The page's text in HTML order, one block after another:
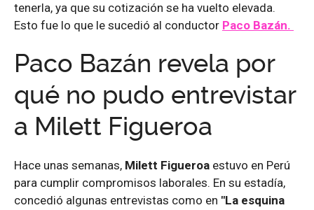
tenerla, ya que su cotización se ha vuelto elevada.
Esto fue lo que le sucedió al conductor Paco Bazán.
Paco Bazán revela por
qué no pudo entrevistar
a Milett Figueroa
Hace unas semanas, Milett Figueroa estuvo en Perú
para cumplir compromisos laborales. En su estadía,
concedió algunas entrevistas como en "La esquina